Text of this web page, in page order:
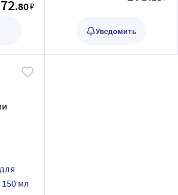
.80₽
Уведомить
мл